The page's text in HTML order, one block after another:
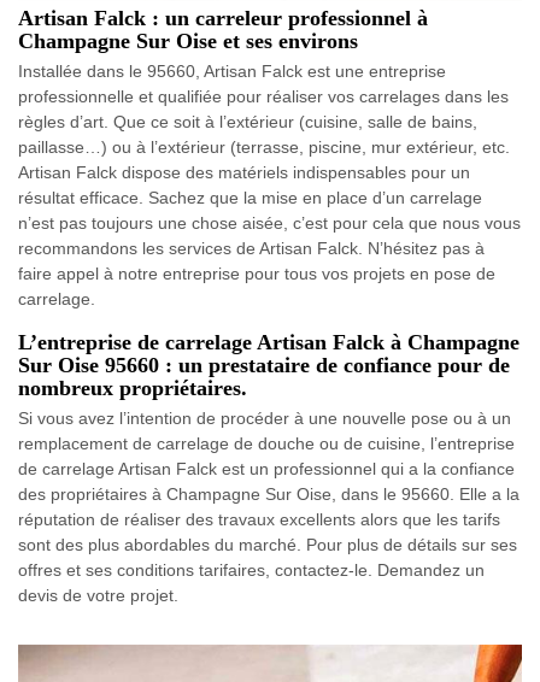
Artisan Falck : un carreleur professionnel à
Champagne Sur Oise et ses environs
Installée dans le 95660, Artisan Falck est une entreprise
professionnelle et qualifiée pour réaliser vos carrelages dans les
règles d’art. Que ce soit à l’extérieur (cuisine, salle de bains,
paillasse…) ou à l’extérieur (terrasse, piscine, mur extérieur, etc.
Artisan Falck dispose des matériels indispensables pour un
résultat efficace. Sachez que la mise en place d’un carrelage
n’est pas toujours une chose aisée, c’est pour cela que nous vous
recommandons les services de Artisan Falck. N’hésitez pas à
faire appel à notre entreprise pour tous vos projets en pose de
carrelage.
L’entreprise de carrelage Artisan Falck à Champagne
Sur Oise 95660 : un prestataire de confiance pour de
nombreux propriétaires.
Si vous avez l’intention de procéder à une nouvelle pose ou à un
remplacement de carrelage de douche ou de cuisine, l’entreprise
de carrelage Artisan Falck est un professionnel qui a la confiance
des propriétaires à Champagne Sur Oise, dans le 95660. Elle a la
réputation de réaliser des travaux excellents alors que les tarifs
sont des plus abordables du marché. Pour plus de détails sur ses
offres et ses conditions tarifaires, contactez-le. Demandez un
devis de votre projet.